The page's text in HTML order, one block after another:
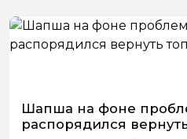
Шапша на фоне
распорядился